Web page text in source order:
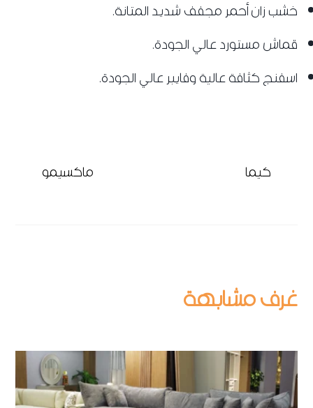
خشب زان أحمر مجفف شديد المتانة.
قماش مستورد عالي الجودة.
اسفنج كثافة عالية وفايبر عالي الجودة.
ماكسيمو كيما